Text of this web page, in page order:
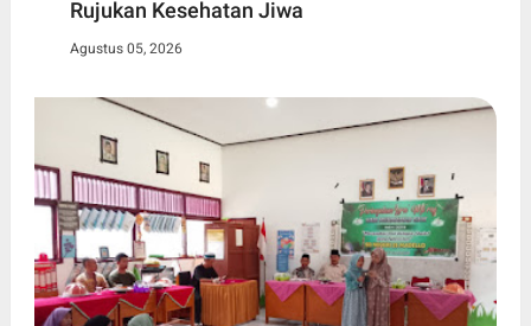
Rujukan Kesehatan Jiwa
Agustus 05, 2026